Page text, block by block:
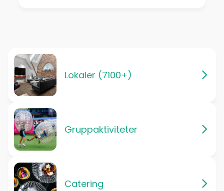
Lokaler (7100+)
Gruppaktiviteter
Catering